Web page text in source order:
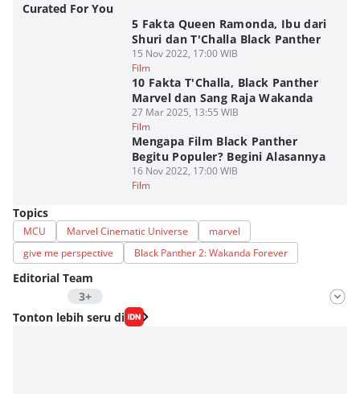
Curated For You
5 Fakta Queen Ramonda, Ibu dari
Shuri dan T'Challa Black Panther
15 Nov 2022, 17:00 WIB
Film
10 Fakta T'Challa, Black Panther
Marvel dan Sang Raja Wakanda
27 Mar 2025, 13:55 WIB
Film
Mengapa Film Black Panther
Begitu Populer? Begini Alasannya
16 Nov 2022, 17:00 WIB
Film
Topics
MCU Marvel Cinematic Universe
marvel
give me perspective
Black Panther 2: Wakanda Forever
Editorial Team
3+
Editor
Fahrul Razi Uni Nurullah
Tonton lebih seru di